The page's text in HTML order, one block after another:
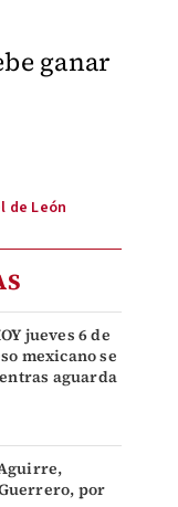
ganar
de León
jueves 6 de
mexicano se
aguarda
por